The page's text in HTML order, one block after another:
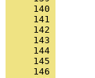
     140
     141
     142
     143
     144
     145
     146